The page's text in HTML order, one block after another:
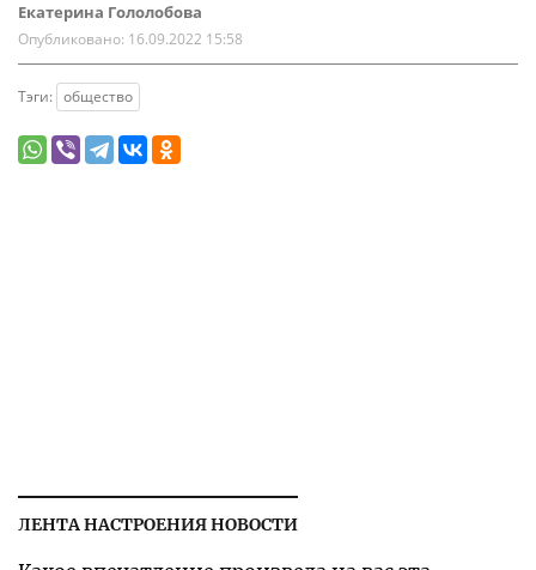
Екатерина Гололобова
Опубликовано: 16.09.2022 15:58
Тэги: общество
ЛЕНТА НАСТРОЕНИЯ НОВОСТИ